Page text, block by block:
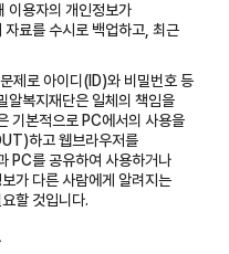
이용자의 개인정보가
료를 수시로 백업하고, 최근
제로 아이디(ID)와 비밀번호 등
알복지재단은 일체의 책임을
기본적으로 PC에서의 사용을
하고 웹브라우저를
PC를 공유하여 사용하거나
가 다른 사람에게 알려지는
할 것입니다.